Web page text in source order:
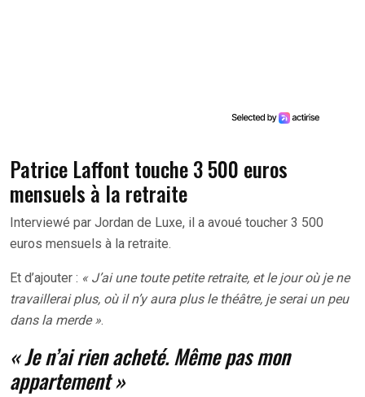
Patrice Laffont touche 3 500 euros
mensuels à la retraite
Interviewé par Jordan de Luxe, il a avoué toucher 3 500
euros mensuels à la retraite.
Et d’ajouter : « J’ai une toute petite retraite, et le jour où je ne
travaillerai plus, où il n’y aura plus le théâtre, je serai un peu
dans la merde ».
« Je n’ai rien acheté. Même pas mon
appartement »